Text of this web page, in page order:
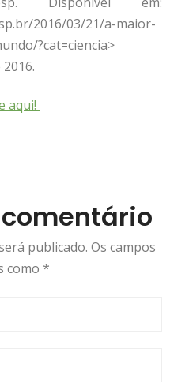
2016/03/21/a-maior-
?cat=ciencia>
aqui!
publicado. Os campos
como *